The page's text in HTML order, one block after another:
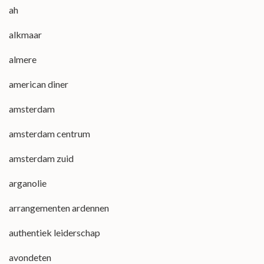
ah
alkmaar
almere
american diner
amsterdam
amsterdam centrum
amsterdam zuid
arganolie
arrangementen ardennen
authentiek leiderschap
avondeten